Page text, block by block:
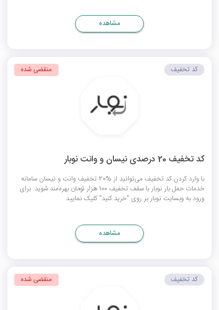
مشاهده
کد تخفیف 20 درصدی نیسان و وانت نوبار
با وارد کردن کد تخفیف می‌توانید از %20 تخفیف وانت و نیسان سامانه
خدمات حمل بار نوبار با سقف تخفیف 100 هزار تومان بهره‌مند شوید. برای
ورود به وبسایت نوبار بر روی "خرید کنید" کلیک نمایید
کد تخفیف منقضی شده
مشاهده
کد تخفیف منقضی شده